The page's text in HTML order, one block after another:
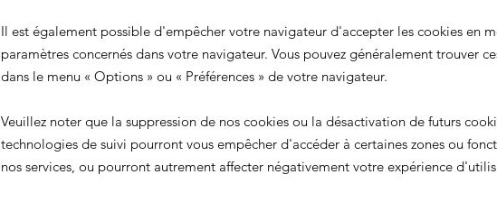
Il est également possible d'empêcher votre navigateur d'accepter les cookies en
paramètres concernés dans votre navigateur. Vous pouvez généralement trouver
dans le menu « Options » ou « Préférences » de votre navigateur.
Veuillez noter que la suppression de nos cookies ou la désactivation de futurs
technologies de suivi pourront vous empêcher d'accéder à certaines zones ou
nos services, ou pourront autrement affecter négativement votre expérience